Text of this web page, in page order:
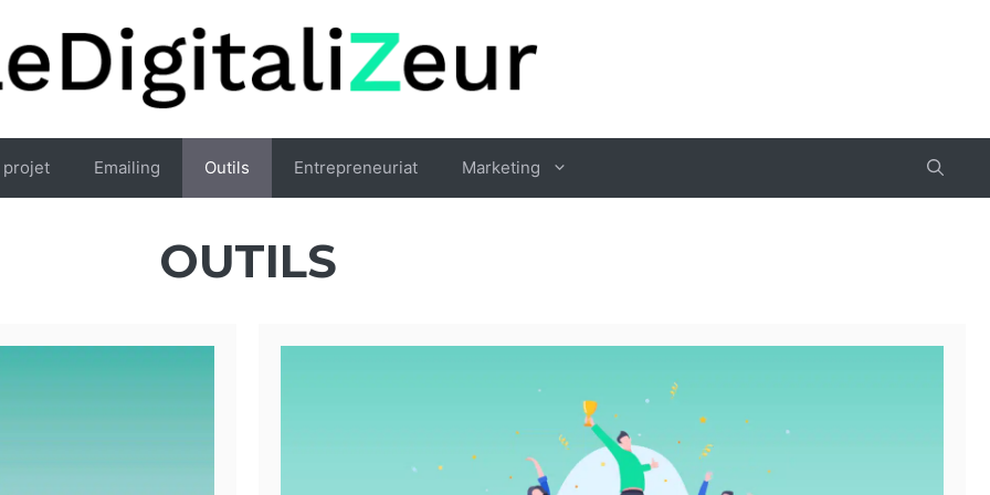
projet Emailing Outils Entrepreneuriat Marketing
OUTILS